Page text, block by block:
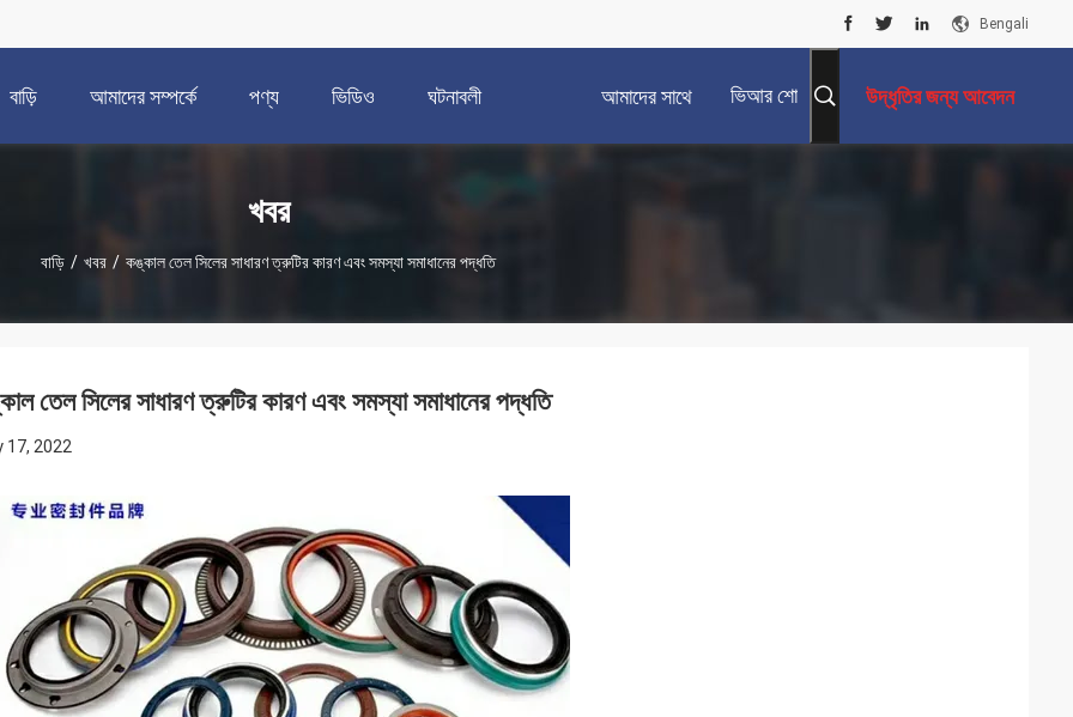
Bengali
বাড়ি আমাদের সম্পর্কে পণ্য ভিডিও ঘটনাবলী আমাদের সাথে ভিআর শো উদ্ধৃতির জন্য আবেদন
খবর
বাড়ি / খবর / কঙ্কাল তেল সিলের সাধারণ ত্রুটির কারণ এবং সমস্যা সমাধানের পদ্ধতি
তেল সিলের সাধারণ ত্রুটির কারণ এবং সমস্যা সমাধানের পদ্ধতি
17, 2022